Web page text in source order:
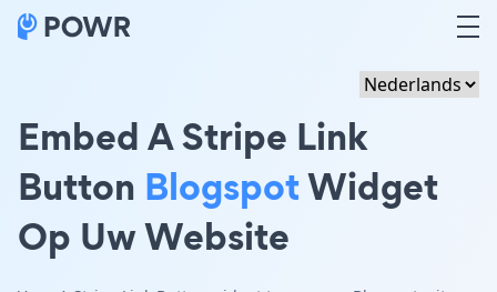
Embed A Stripe Link
Button BlogspotWidget
Op Uw Website